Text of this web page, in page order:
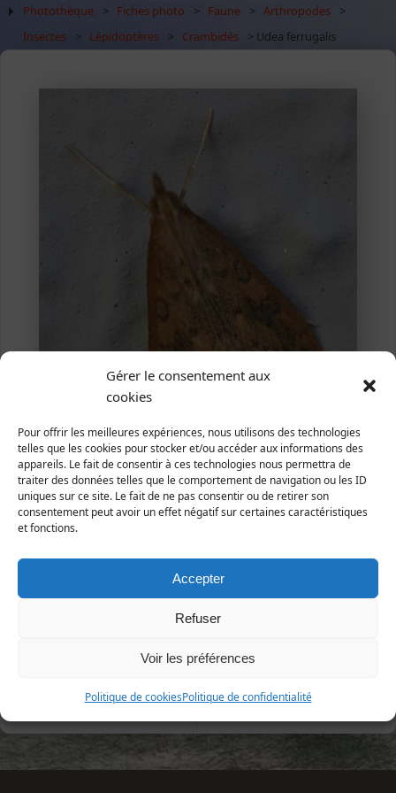
Gérer le consentement aux
cookies
Pour offrir les meilleures expériences, nous utilisons des technologies
telles que les cookies pour stocker et/ou accéder aux informations des
appareils. Le fait de consentir à ces technologies nous permettra de
traiter des données telles que le comportement de navigation ou les ID
uniques sur ce site. Le fait de ne pas consentir ou de retirer son
consentement peut avoir un effet négatif sur certaines caractéristiques
et fonctions.
Accepter
Refuser
Voir les préférences
Politique de cookiesPolitique de confidentialité
Photothèque > Fiches photo > Faune > Arthropodes
>
Insectes
> Lépidoptères > Crambidés > Udea ferrugalis
Barneville-Carteret, 3 novembre 2016 (Photo
Christian Berquer)
Udea ferrugalis
Insecta | Lepidoptera | Crambidae
Pyrausta aurata